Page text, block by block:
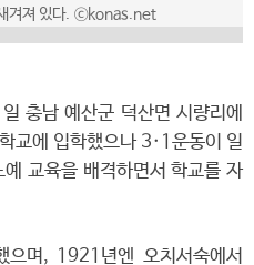
겨져 있다. ⓒkonas.net
충남 예산군 덕산면 시량리에
교에 입학했으나 3·1운동이 일
교육을 배격하면서 학교를 자
으며, 1921년엔 오치서숙에서